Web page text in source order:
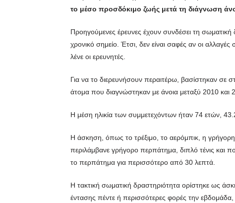
το μέσο προσδόκιμο ζωής μετά τη διάγνωση
Προηγούμενες έρευνες έχουν συνδέσει τη
χρονικό σημείο. Έτσι, δεν είναι σαφές αν οι
λένε οι ερευνητές.
Για να το διερευνήσουν περαιτέρω, βασίστηκαν
άτομα που διαγνώστηκαν με άνοια μεταξύ 2010 και
Η μέση ηλικία των συμμετεχόντων ήταν 74 ετών,
Η άσκηση, όπως το τρέξιμο, το αερόμπικ, η
περιλάμβανε γρήγορο περπάτημα, διπλό τένις και
το περπάτημα για περισσότερο από 30 λεπτά.
Η τακτική σωματική δραστηριότητα ορίστηκε ως
έντασης πέντε ή περισσότερες φορές την εβδομάδα,